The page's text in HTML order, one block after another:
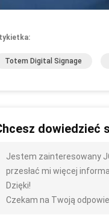
Totem Digital Signage
dowiedzieć
Jestem zainteresowany
przesłać mi więcej
Dzięki!
Czekam na Twoją